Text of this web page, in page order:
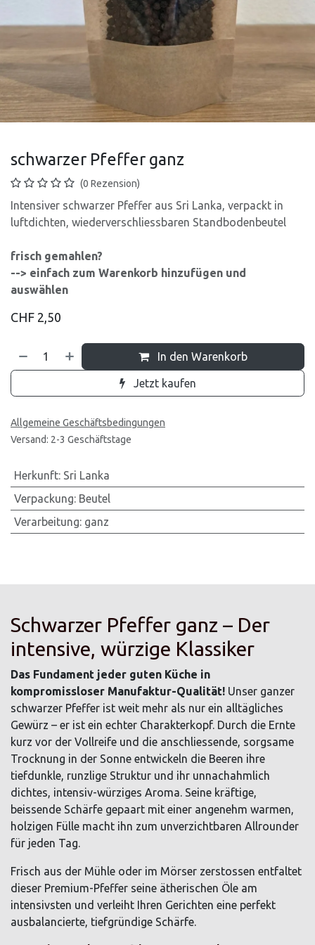
schwarzer Pfeffer ganz
(0 Rezension)
Intensiver schwarzer Pfeffer aus Sri Lanka, verpackt in
luftdichten, wiederverschliessbaren Standbodenbeutel
frisch gemahlen?
--> einfach zum Warenkorb hinzufügen und
auswählen
CHF 2,50
In den Warenkorb
Jetzt kaufen
Allgemeine Geschäftsbedingungen
Versand: 2-3 Geschäftstage
Herkunft: Sri Lanka
Verpackung: Beutel
Verarbeitung: ganz
Schwarzer Pfeffer ganz – Der
intensive, würzige Klassiker
Das Fundament jeder guten Küche in
kompromissloser Manufaktur-Qualität! Unser ganzer
schwarzer Pfeffer ist weit mehr als nur ein alltägliches
Gewürz – er ist ein echter Charakterkopf. Durch die Ernte
kurz vor der Vollreife und die anschliessende, sorgsame
Trocknung in der Sonne entwickeln die Beeren ihre
tiefdunkle, runzlige Struktur und ihr unnachahmlich
dichtes, intensiv-würziges Aroma. Seine kräftige,
beissende Schärfe gepaart mit einer angenehm warmen,
holzigen Fülle macht ihn zum unverzichtbaren Allrounder
für jeden Tag.
Frisch aus der Mühle oder im Mörser zerstossen entfaltet
dieser Premium-Pfeffer seine ätherischen Öle am
intensivsten und verleiht Ihren Gerichten eine perfekt
ausbalancierte, tiefgründige Schärfe.